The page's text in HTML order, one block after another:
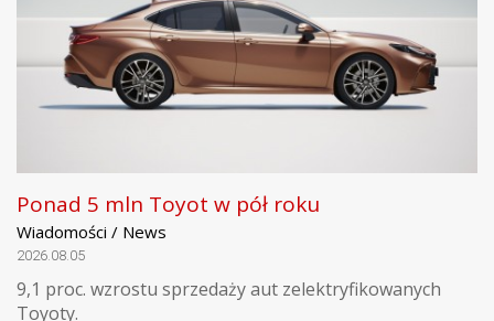
Ponad 5 mln Toyot w pół roku
Wiadomości / News
2026.08.05
9,1 proc. wzrostu sprzedaży aut zelektryfikowanych
Toyoty.